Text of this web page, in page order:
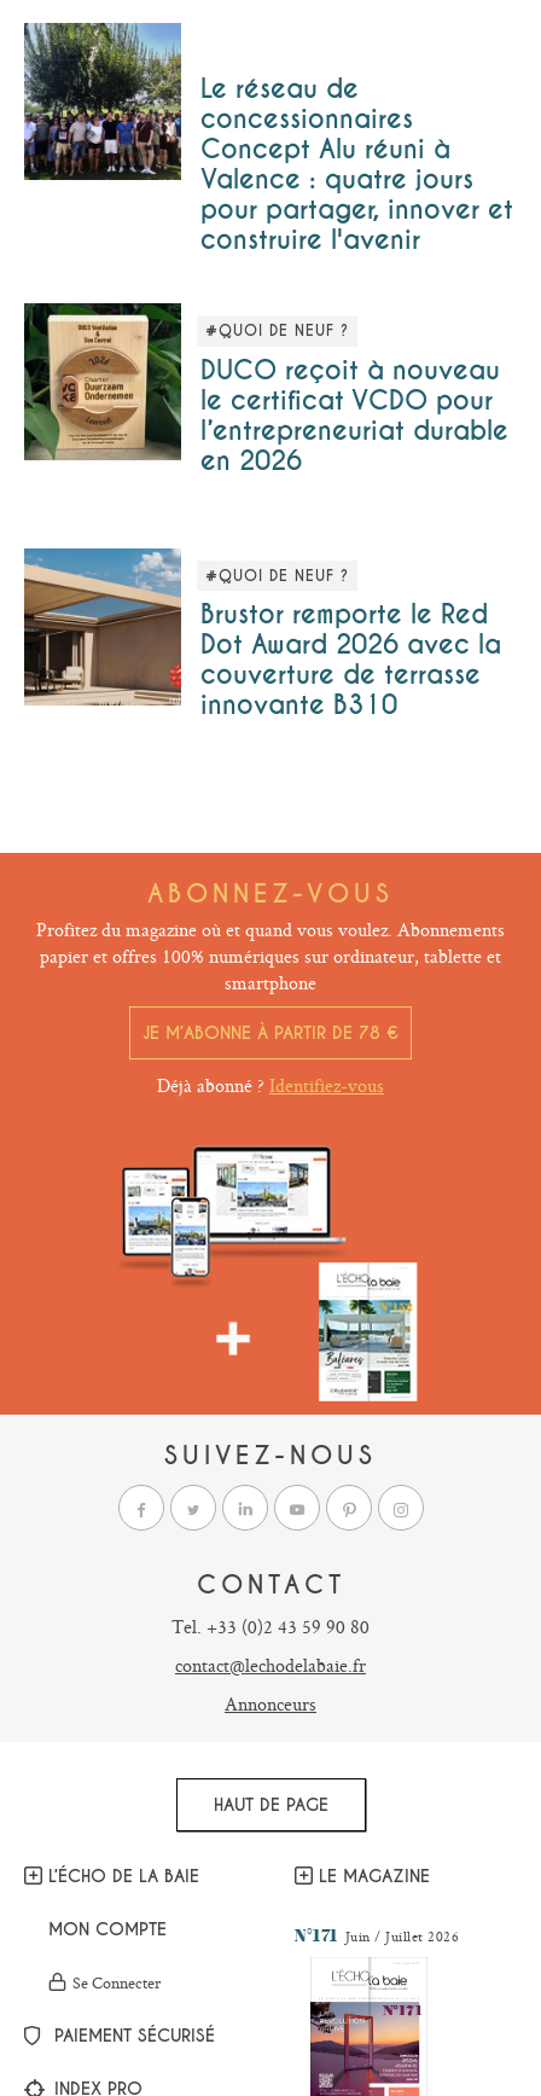
Le réseau de
concessionnaires
Concept Alu réuni à
Valence : quatre jours
pour partager, innover et
construire l'avenir
#QUOI DE NEUF ?
DUCO reçoit à nouveau
le certificat VCDO pour
l’entrepreneuriat durable
en 2026
#QUOI DE NEUF ?
Brustor remporte le Red
Dot Award 2026 avec la
couverture de terrasse
innovante B310
ABONNEZ-VOUS
Profitez du magazine où et quand vous voulez. Abonnements
papier et offres 100% numériques sur ordinateur, tablette et
smartphone
JE M’ABONNE À PARTIR DE 78 €
Déjà abonné ? Identifiez-vous
SUIVEZ-NOUS
CONTACT
Tel. +33 (0)2 43 59 90 80
contact@lechodelabaie.fr
Annonceurs
HAUT DE PAGE
L’ÉCHO DE LA BAIE
MON COMPTE
Se Connecter
PAIEMENT SÉCURISÉ
INDEX PRO
LE MAGAZINE
N°171 Juin / Juillet 2026